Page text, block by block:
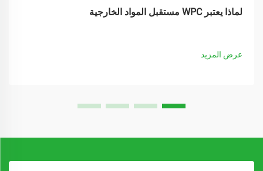
لماذا يعتبر WPC مستقبل المواد الخارجية
عرض المزيد